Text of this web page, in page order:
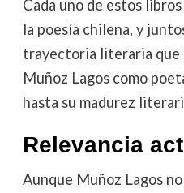
Cada uno de estos
la poesía chilena, y
trayectoria literaria que
Muñoz Lagos como
hasta su madurez
Relevancia
Aunque Muñoz Lagos